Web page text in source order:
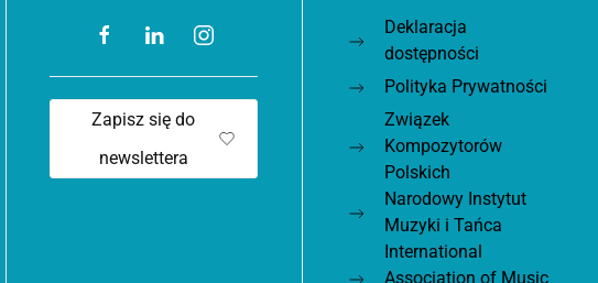
Zapisz się do
newslettera
Deklaracja
dostępności
Polityka Prywatności
Związek
Kompozytorów
Polskich
Narodowy Instytut
Muzyki i Tańca
International
Association of Music